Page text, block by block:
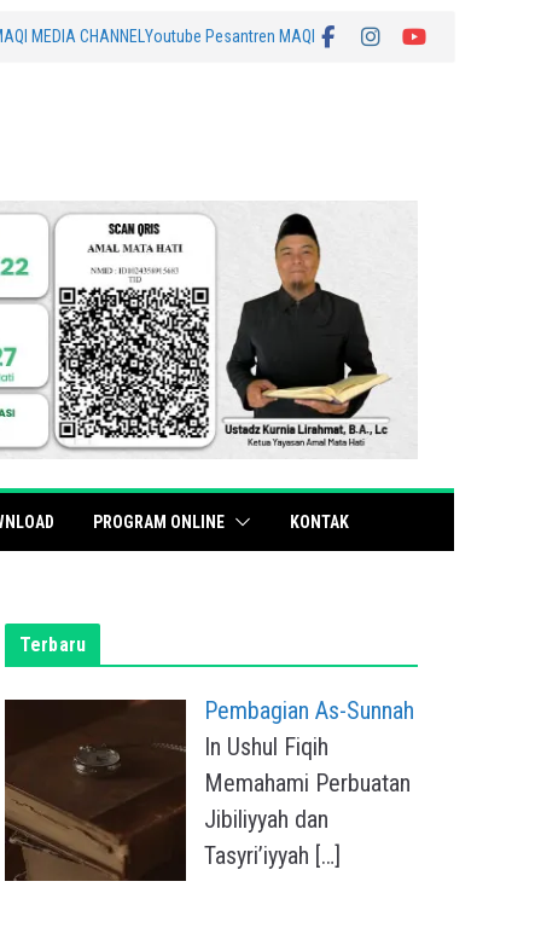
MEDIA CHANNEL Youtube Pesantren MAQI
PROGRAM ONLINE KONTAK
Terbaru
Pembagian As-Sunnah
In Ushul Fiqih
Memahami Perbuatan
Jibiliyyah dan
Tasyri’iyyah […]